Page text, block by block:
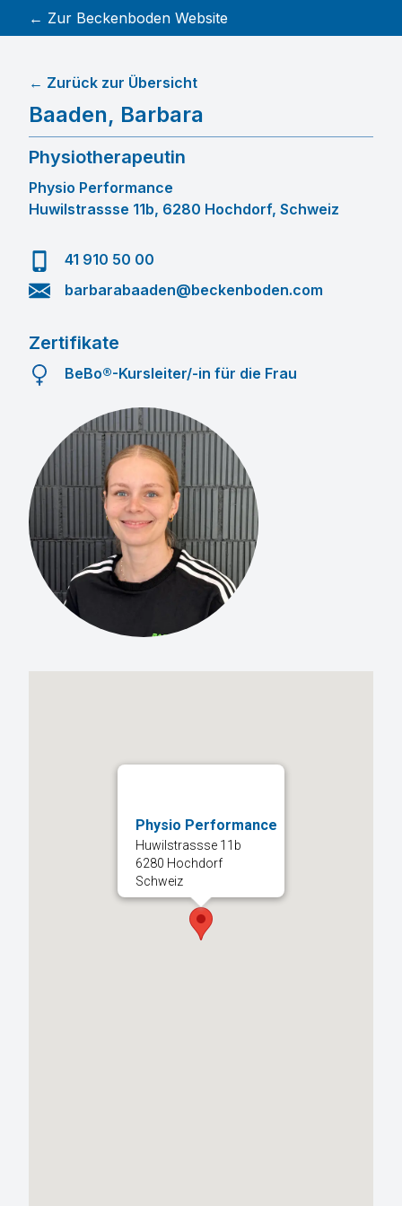
← Zur Beckenboden Website
Baaden, Barbara
← Zurück zur Übersicht
Physiotherapeutin
Physio Performance
Huwilstrassse 11b, 6280 Hochdorf, Schweiz
41 910 50 00
barbarabaaden@beckenboden.com
Zertifikate
BeBo®-Kursleiter/-in für die Frau
Physio Performance
Huwilstrassse 11b
6280 Hochdorf
Schweiz